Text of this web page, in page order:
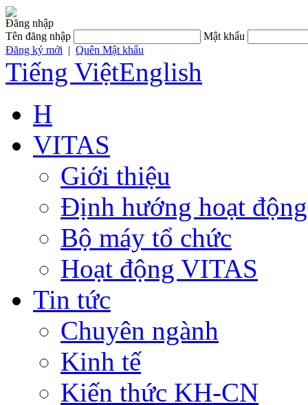
Đăng nhập
Tên đăng nhập
Mật khẩu
Đăng ký mới | Quên Mật khẩu
Tiếng ViệtEnglish
H
VITAS
Giới thiệu
Định hướng hoạt động
Bộ máy tổ chức
Hoạt động VITAS
Tin tức
Chuyên ngành
Kinh tế
Kiến thức KH-CN